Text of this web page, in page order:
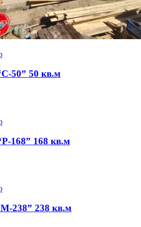
50” 50 кв.м
168” 168 кв.м
238” 238 кв.м